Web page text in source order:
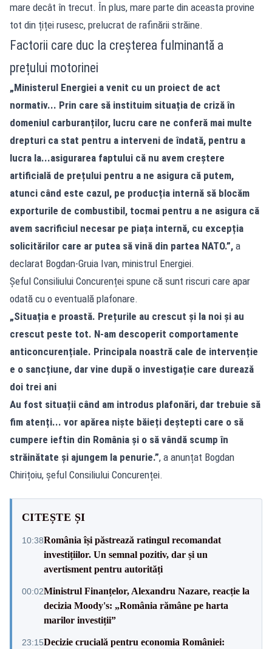
mare decât în trecut. În plus, mare parte din aceasta provine
tot din țiței rusesc, prelucrat de rafinării străine.
Factorii care duc la creșterea fulminantă a
prețului motorinei
„Ministerul Energiei a venit cu un proiect de act
normativ... Prin care să instituim situația de criză în
domeniul carburanților, lucru care ne conferă mai multe
drepturi ca stat pentru a interveni de îndată, pentru a
lucra la...asigurarea faptului că nu avem creștere
artificială de prețului pentru a ne asigura că putem,
atunci când este cazul, pe producția internă să blocăm
exporturile de combustibil, tocmai pentru a ne asigura că
avem sacrificiul necesar pe piața internă, cu excepția
solicitărilor care ar putea să vină din partea NATO.”, a
declarat Bogdan-Gruia Ivan, ministrul Energiei.
Șeful Consiliului Concurenței spune că sunt riscuri care apar
odată cu o eventuală plafonare.
„Situația e proastă. Prețurile au crescut și la noi și au
crescut peste tot. N-am descoperit comportamente
anticoncurențiale. Principala noastră cale de intervenție
e o sancțiune, dar vine după o investigație care durează
doi trei ani
Au fost situații când am introdus plafonări, dar trebuie să
fim atenți... vor apărea niște băieți deștepti care o să
cumpere ieftin din România și o să vândă scump în
străinătate și ajungem la penurie.”, a anunțat Bogdan
Chirițoiu, șeful Consiliului Concurenței.
CITEȘTE ȘI
10:38România își păstrează ratingul recomandat
investițiilor. Un semnal pozitiv, dar și un
avertisment pentru autorități
00:02Ministrul Finanțelor, Alexandru Nazare, reacție la
decizia Moody's: „România rămâne pe harta
marilor investiții”
23:15Decizie crucială pentru economia României: